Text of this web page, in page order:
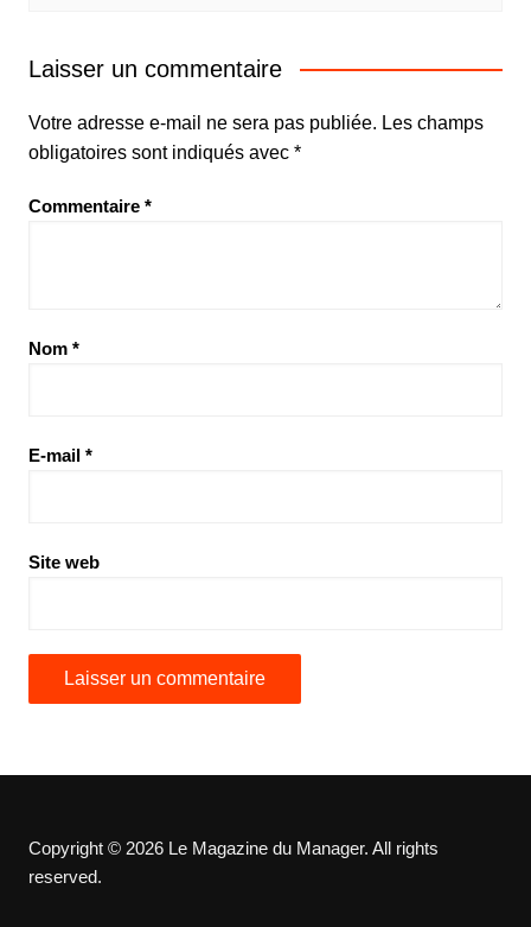
Laisser un commentaire
Votre adresse e-mail ne sera pas publiée. Les champs
obligatoires sont indiqués avec *
Commentaire *
Nom *
E-mail *
Site web
Copyright © 2026 Le Magazine du Manager. All rights
reserved.